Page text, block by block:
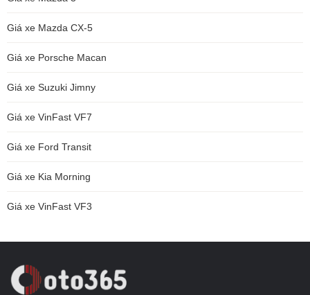
Giá xe Mazda CX-5
Giá xe Porsche Macan
Giá xe Suzuki Jimny
Giá xe VinFast VF7
Giá xe Ford Transit
Giá xe Kia Morning
Giá xe VinFast VF3